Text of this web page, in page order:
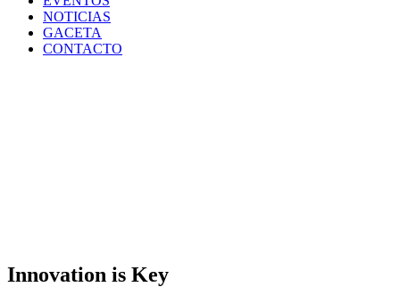
NOTICIAS
GACETA
CONTACTO
Innovation is Key